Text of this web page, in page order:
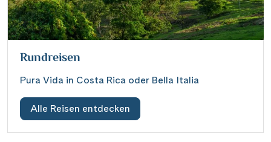
Rundreisen
Pura Vida in Costa Rica oder Bella Italia
Alle Reisen entdecken